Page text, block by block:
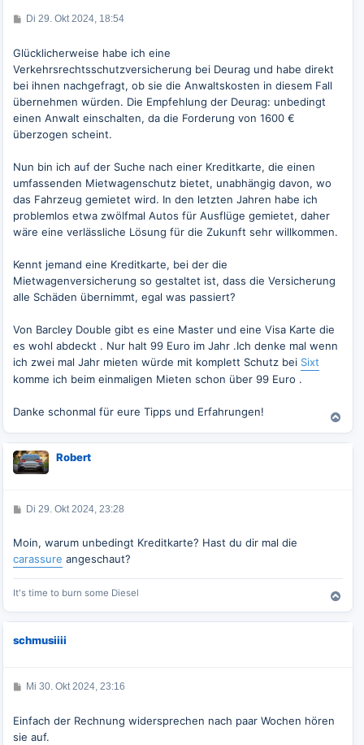
B
t
r
a
g
Di 29. Okt 2024, 18:54
Glücklicherweise habe ich eine
Verkehrsrechtsschutzversicherung bei Deurag und habe direkt
bei ihnen nachgefragt, ob sie die Anwaltskosten in diesem Fall
übernehmen würden. Die Empfehlung der Deurag: unbedingt
einen Anwalt einschalten, da die Forderung von 1600 €
überzogen scheint.
Nun bin ich auf der Suche nach einer Kreditkarte, die einen
umfassenden Mietwagenschutz bietet, unabhängig davon, wo
das Fahrzeug gemietet wird. In den letzten Jahren habe ich
problemlos etwa zwölfmal Autos für Ausflüge gemietet, daher
wäre eine verlässliche Lösung für die Zukunft sehr willkommen.
Kennt jemand eine Kreditkarte, bei der die
Mietwagenversicherung so gestaltet ist, dass die Versicherung
alle Schäden übernimmt, egal was passiert?
Von Barcley Double gibt es eine Master und eine Visa Karte die
es wohl abdeckt . Nur halt 99 Euro im Jahr .Ich denke mal wenn
ich zwei mal Jahr mieten würde mit komplett Schutz bei Sixt
komme ich beim einmaligen Mieten schon über 99 Euro .
Danke schonmal für eure Tipps und Erfahrungen!
N
a
Robert
B
t
a
Di 29. Okt 2024, 23:28
Moin, warum unbedingt Kreditkarte? Hast du dir mal die
carassure angeschaut?
It's time to burn some Diesel
N
schmusiiii
B
t
a
Mi 30. Okt 2024, 23:16
Einfach der Rechnung widersprechen nach paar Wochen hören
sie auf.